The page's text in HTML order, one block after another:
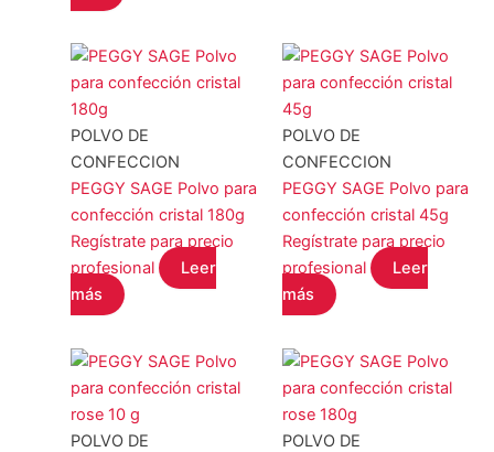
POLVO DE
CONFECCION
PEGGY SAGE Polvo para
confección cristal 180g
Regístrate para precio
profesional
Leer
más
POLVO DE
CONFECCION
PEGGY SAGE Polvo para
confección cristal 45g
Regístrate para precio
profesional
Leer
más
POLVO DE
POLVO DE